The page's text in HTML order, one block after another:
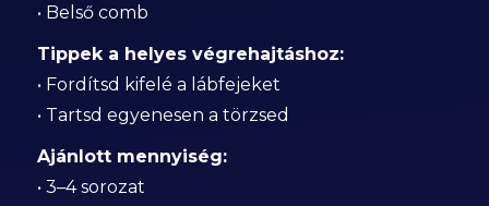
• Belső comb
Tippek a helyes végrehajtáshoz:
• Fordítsd kifelé a lábfejeket
• Tartsd egyenesen a törzsed
Ajánlott mennyiség:
• 3–4 sorozat